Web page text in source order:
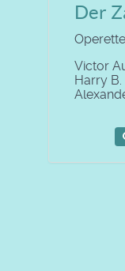
Der
Victor
Harry